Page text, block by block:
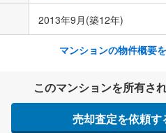
2013年9月(築12年)
マンションの物件概要
このマンションを所有さ
売却査定を依頼す